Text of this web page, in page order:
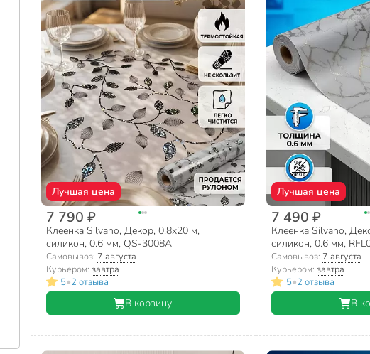
Лучшая цена
7 790 ₽
Клеенка Silvano, Декор, 0.8х20 м,
силикон, 0.6 мм, QS-3008A
Самовывоз: 7 августа
Курьером: завтра
5•2 отзыва
В корзину
Лучшая цена
7 490 ₽
Клеенка Silvano,
силикон, 0.6 мм,
Самовывоз: 7 августа
Курьером: завтра
5•2 отзыва
В